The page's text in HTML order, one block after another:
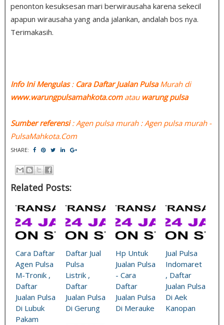
penonton kesuksesan mari berwirausaha karena sekecil
apapun wirausaha yang anda jalankan, andalah bos nya.
Terimakasih.
Info Ini Mengulas: Cara Daftar Jualan PulsaMurah di
www.warungpulsamahkota.comatau warung pulsa
Sumber referensi: Agen pulsa murah : Agen pulsa murah -
PulsaMahkota.Com
SHARE:
Related Posts:
Cara Daftar
Agen Pulsa
M-Tronik ,
Daftar
Jualan Pulsa
Di Lubuk
Pakam
Daftar Jual
Pulsa
Listrik ,
Daftar
Jualan Pulsa
Di Gerung
Hp Untuk
Jualan Pulsa
- Cara
Daftar
Jualan Pulsa
Di Merauke
Jual Pulsa
Indomaret
, Daftar
Jualan Pulsa
Di Aek
Kanopan